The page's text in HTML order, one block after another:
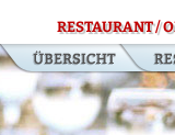
RESTAURANT /